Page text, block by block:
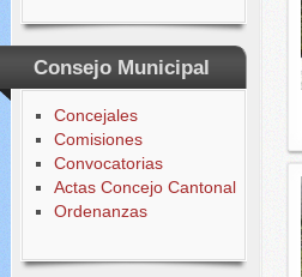
Consejo Municipal
Concejales
Comisiones
Convocatorias
Actas Concejo Cantonal
Ordenanzas